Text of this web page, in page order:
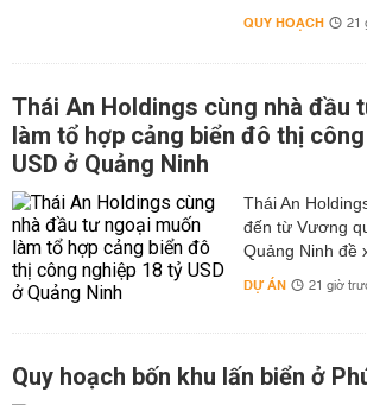
QUY HOẠCH 21
Thái An Holdings cùng nhà đầu
làm tổ hợp cảng biển đô thị
USD ở Quảng Ninh
Thái An
đến từ Vương
Quảng Ninh đề
DỰ ÁN 21 giờ
Quy hoạch bốn khu lấn biển ở